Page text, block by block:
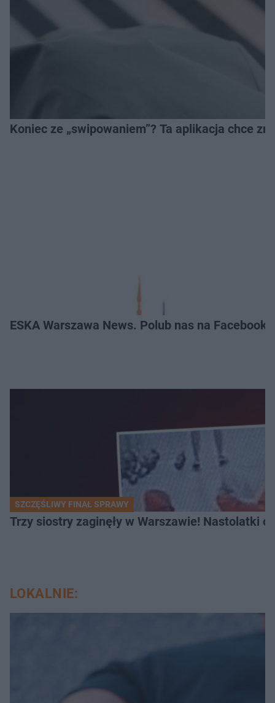
Koniec ze „swipowaniem”? Ta aplikacja chce
ESKA Warszawa News. Polub nas na
SZCZĘŚLIWY FINAŁ SPRAWY
Trzy siostry zaginęły w Warszawie! Nastolatki
LOKALNIE: